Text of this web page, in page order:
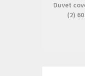
Duvet
(2)